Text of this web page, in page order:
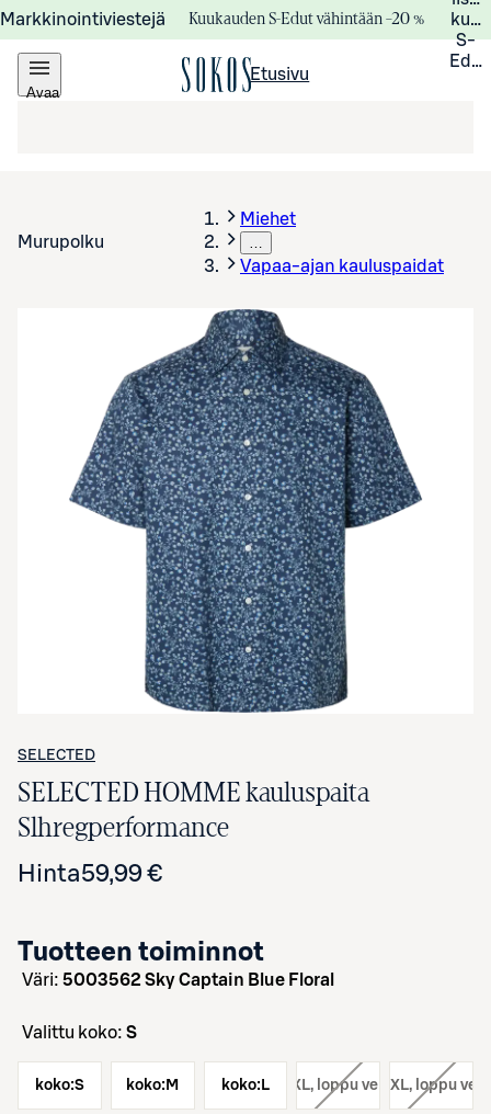
Markkinointiviestejä Kuukauden S-Edut vähintään –20 %
S-
Avaa
Etusivu
Murupolku
Miehet
…
Vapaa-ajan kauluspaidat
Avaa tuotekuva suurennettuna
SELECTED
SELECTED HOMME kauluspaita
Slhregperformance
Hinta59,99 €
Tuotteen toiminnot
väri: 5003562 Sky Captain Blue Floral
Valittu koko: S
koko:S koko: M koko: L
koko: XL, loppu verkosta
koko: XXL, loppu